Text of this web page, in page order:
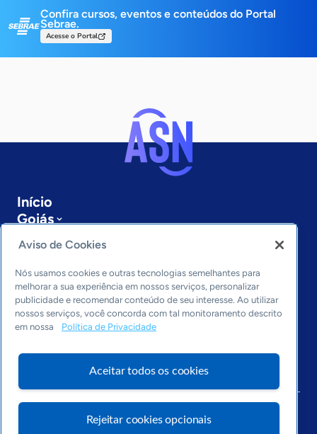
Confira cursos, eventos e conteúdos do Portal
Sebrae.
Acesse o Portal
Início
Goiás
Sobre a ASN
Últimas notícias
Entre em contato
Editorias
Economia & Política
Inovação & Tecnologia
Cultura empreendedora
Arquivo
Aviso de Cookies
Nós usamos cookies e outras tecnologias semelhantes para
melhorar a sua experiência em nossos serviços, personalizar
publicidade e recomendar conteúdo de seu interesse. Ao utilizar
nossos serviços, você concorda com tal monitoramento descrito
em nossa
Política de Privacidade
Aceitar todos os cookies
Rejeitar cookies opcionais